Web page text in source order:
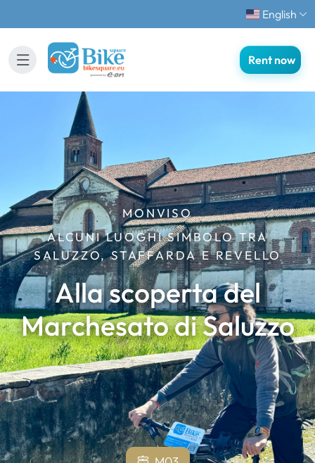
English
Rent now
MONVISO
ALCUNI LUOGHI SIMBOLO TRA
SALUZZO, STAFFARDA E REVELLO
Alla scoperta del
Marchesato di Saluzzo